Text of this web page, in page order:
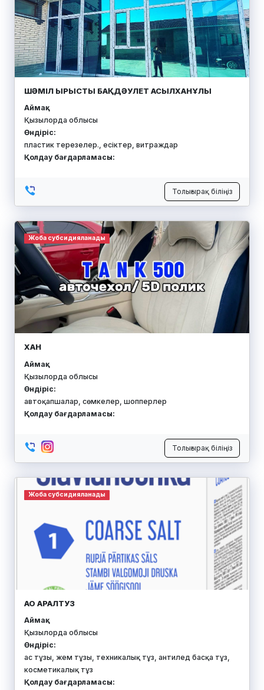
ШӘМІЛ ЫРЫСТЫ БАҚДӘУЛЕТ АСЫЛХАНҰЛЫ
Аймақ:
Қызылорда облысы
Өндіріс:
пластик терезелер., есіктер, витраждар
Қолдау бағдарламасы:
Толығырақ біліңіз
Жоба субсидияланады
ХАН
Аймақ:
Қызылорда облысы
Өндіріс:
автоқапшалар, сөмкелер, шопперлер
Қолдау бағдарламасы:
Толығырақ біліңіз
Жоба субсидияланады
АО АРАЛТУЗ
Аймақ:
Қызылорда облысы
Өндіріс:
ас тұзы, жем тұзы, техникалық тұз, антилед басқа тұз,
косметикалық тұз
Қолдау бағдарламасы: